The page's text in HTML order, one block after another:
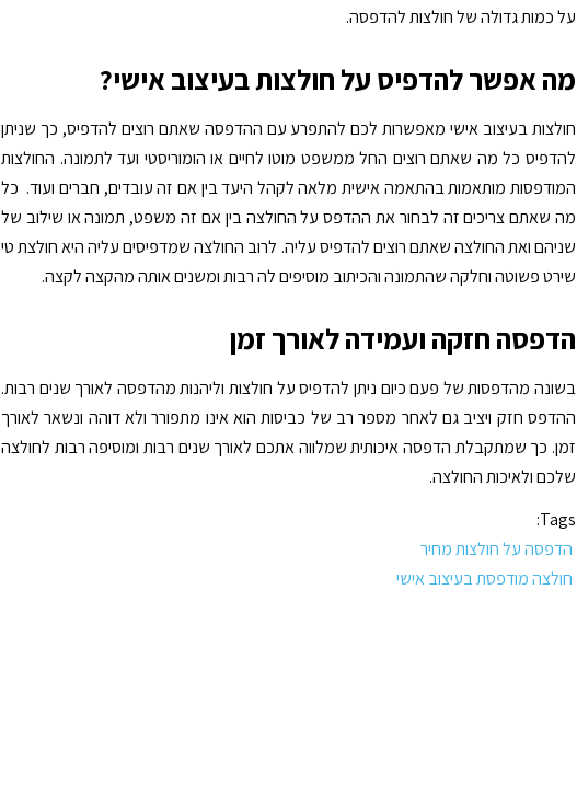
על כמות גדולה של חולצות להדפסה.
מה אפשר להדפיס על חולצות בעיצוב אישי?
חולצות בעיצוב אישי מאפשרות לכם להתפרע עם ההדפסה שאתם רוצים להדפיס, כך שניתן
להדפיס כל מה שאתם רוצים החל ממשפט מוטו לחיים או הומוריסטי ועד לתמונה. החולצות
המודפסות מותאמות בהתאמה אישית מלאה לקהל היעד בין אם זה עובדים, חברים ועוד. כל
מה שאתם צריכים זה לבחור את ההדפס על החולצה בין אם זה משפט, תמונה או שילוב של
שניהם ואת החולצה שאתם רוצים להדפיס עליה. לרוב החולצה שמדפיסים עליה היא חולצת טי
שירט פשוטה וחלקה שהתמונה והכיתוב מוסיפים לה רבות ומשנים אותה מהקצה לקצה.
הדפסה חזקה ועמידה לאורך זמן
בשונה מהדפסות של פעם כיום ניתן להדפיס על חולצות וליהנות מהדפסה לאורך שנים רבות.
ההדפס חזק ויציב גם לאחר מספר רב של כביסות הוא אינו מתפורר ולא דוהה ונשאר לאורך
זמן. כך שמתקבלת הדפסה איכותית שמלווה אתכם לאורך שנים רבות ומוסיפה רבות לחולצה
שלכם ולאיכות החולצה.
Tags:
הדפסה על חולצות מחיר
חולצה מודפסת בעיצוב אישי